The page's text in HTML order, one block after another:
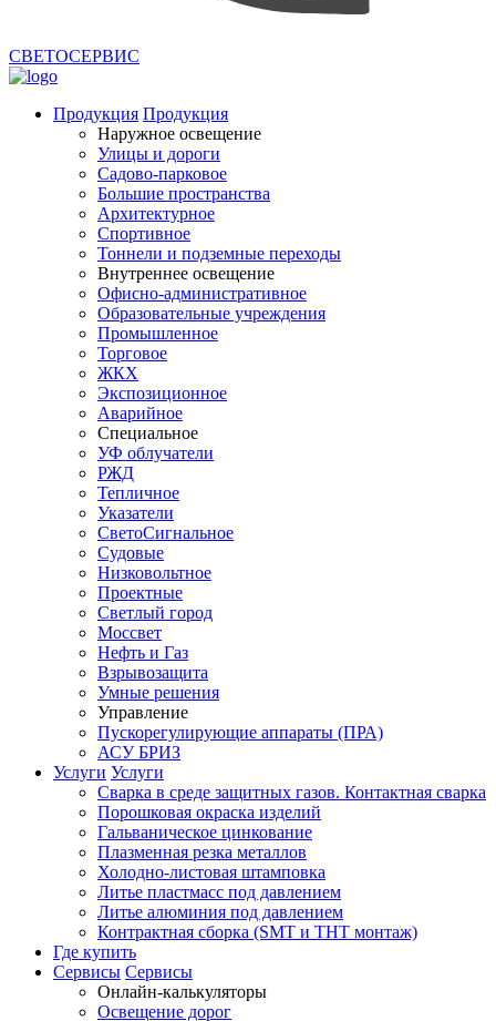
СВЕТОСЕРВИС
Продукция Продукция
Наружное освещение
Улицы и дороги
Садово-парковое
Большие пространства
Архитектурное
Спортивное
Тоннели и подземные переходы
Внутреннее освещение
Офисно-административное
Образовательные учреждения
Промышленное
Торговое
ЖКХ
Экспозиционное
Аварийное
Специальное
УФ облучатели
РЖД
Тепличное
Указатели
СветоСигнальное
Судовые
Низковольтное
Проектные
Светлый город
Моссвет
Нефть и Газ
Взрывозащита
Умные решения
Управление
Пускорегулирующие аппараты (ПРА)
АСУ БРИЗ
Услуги Услуги
Сварка в среде защитных газов. Контактная сварка
Порошковая окраска изделий
Гальваническое цинкование
Плазменная резка металлов
Холодно-листовая штамповка
Литье пластмасс под давлением
Литье алюминия под давлением
Контрактная сборка (SMT и THT монтаж)
Где купить
Сервисы Сервисы
Онлайн-калькуляторы
Освещение дорог